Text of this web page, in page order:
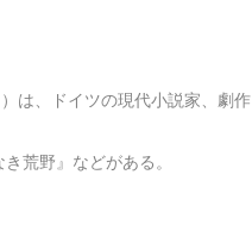
）は、ドイツの現代小説家、劇作
荒野』などがある。